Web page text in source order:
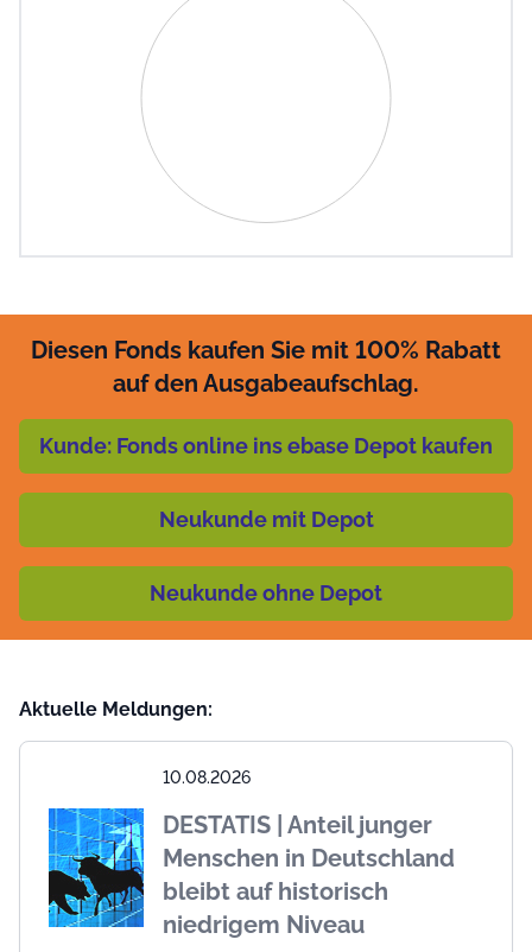
Pie chart with 0 slices.
View as data table, Chart
Diesen Fonds kaufen Sie mit 100% Rabatt
auf den Ausgabeaufschlag.
Kunde: Fonds online ins ebase Depot kaufen
Neukunde mit Depot
Neukunde ohne Depot
Aktuelle Meldungen:
10.08.2026
DESTATIS | Anteil junger
Menschen in Deutschland
bleibt auf historisch
niedrigem Niveau